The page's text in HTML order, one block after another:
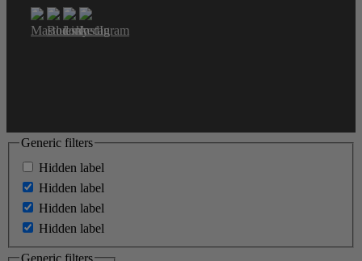
Generic filters
Hidden label
Hidden label
Hidden label
Hidden label
Generic filters